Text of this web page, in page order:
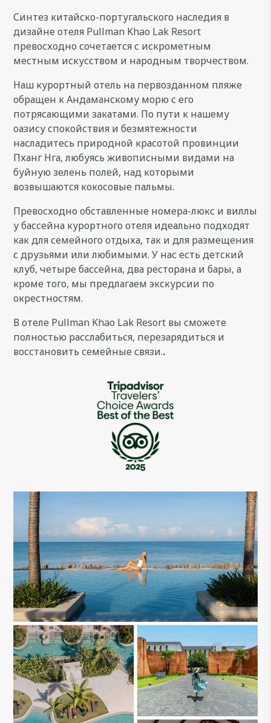
Синтез китайско-португальского наследия в
дизайне отеля Pullman Khao Lak Resort
превосходно сочетается с искрометным
местным искусством и народным творчеством.
Наш курортный отель на первозданном пляже
обращен к Андаманскому морю с его
потрясающими закатами. По пути к нашему
оазису спокойствия и безмятежности
насладитесь природной красотой провинции
Пханг Нга, любуясь живописными видами на
буйную зелень полей, над которыми
возвышаются кокосовые пальмы.
Превосходно обставленные номера-люкс и виллы
у бассейна курортного отеля идеально подходят
как для семейного отдыха, так и для размещения
с друзьями или любимыми. У нас есть детский
клуб, четыре бассейна, два ресторана и бары, а
кроме того, мы предлагаем экскурсии по
окрестностям.
В отеле Pullman Khao Lak Resort вы сможете
полностью расслабиться, перезарядиться и
восстановить семейные связи..